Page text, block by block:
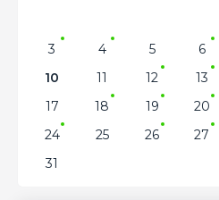
3
4 5 6
10
11 12 13
17
18 19 20
24
25 26 27
31